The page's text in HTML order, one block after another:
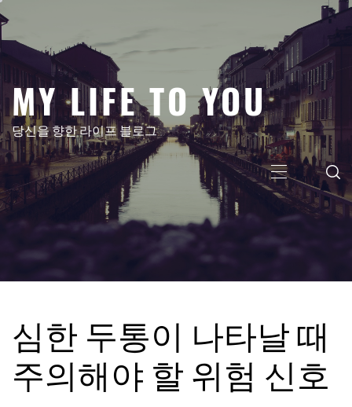
텐
건
뛰
기
MY LIFE TO YOU
당신을 향한 라이프 블로그
주
메
뉴
심한 두통이 나타날 때
주의해야 할 위험 신호